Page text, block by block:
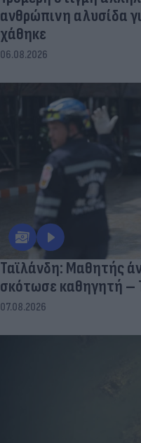
Τρομερή στιγμή
ανθρώπινη αλυσίδα
χάθηκε
Ταϊλάνδη: Μαθητής
σκότωσε καθηγητή –